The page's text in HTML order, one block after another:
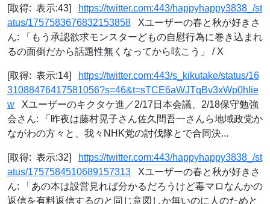
[取得: 表示:43]
https://twitter.com:443/happyhappy3838_/st
atus/1757583676832153858 Xユーザーの春と秋が好きさ
ん: 「もう承認欲求モンスターどもの自慰行為に巻き込まれ
るの面倒だから話題性無くなってから呟こう」 / X
[取得: 表示:14]
https://twitter.com:443/s_kikutake/status/16
31088476417581056?s=46&t=sTCE6aWJTqBv3xWp0hIie
w Xユーザーのキクタケ進／2/17日本会議、2/18保守勉強
会さん: 「昨夜は藤村晃子さん佐久間吾一さんら地域政党か
ながわの方々と、我々NHK党の討伐隊とで合同決...
[取得: 表示:32]
https://twitter.com:443/happyhappy3838_/st
atus/1757584510689157313 Xユーザーの春と秋が好きさ
ん: 「あの本は設営見れば分かるだろうけど毒マロなんかの
返信を有料返信するのと同じ意図しか無いのに人のためと